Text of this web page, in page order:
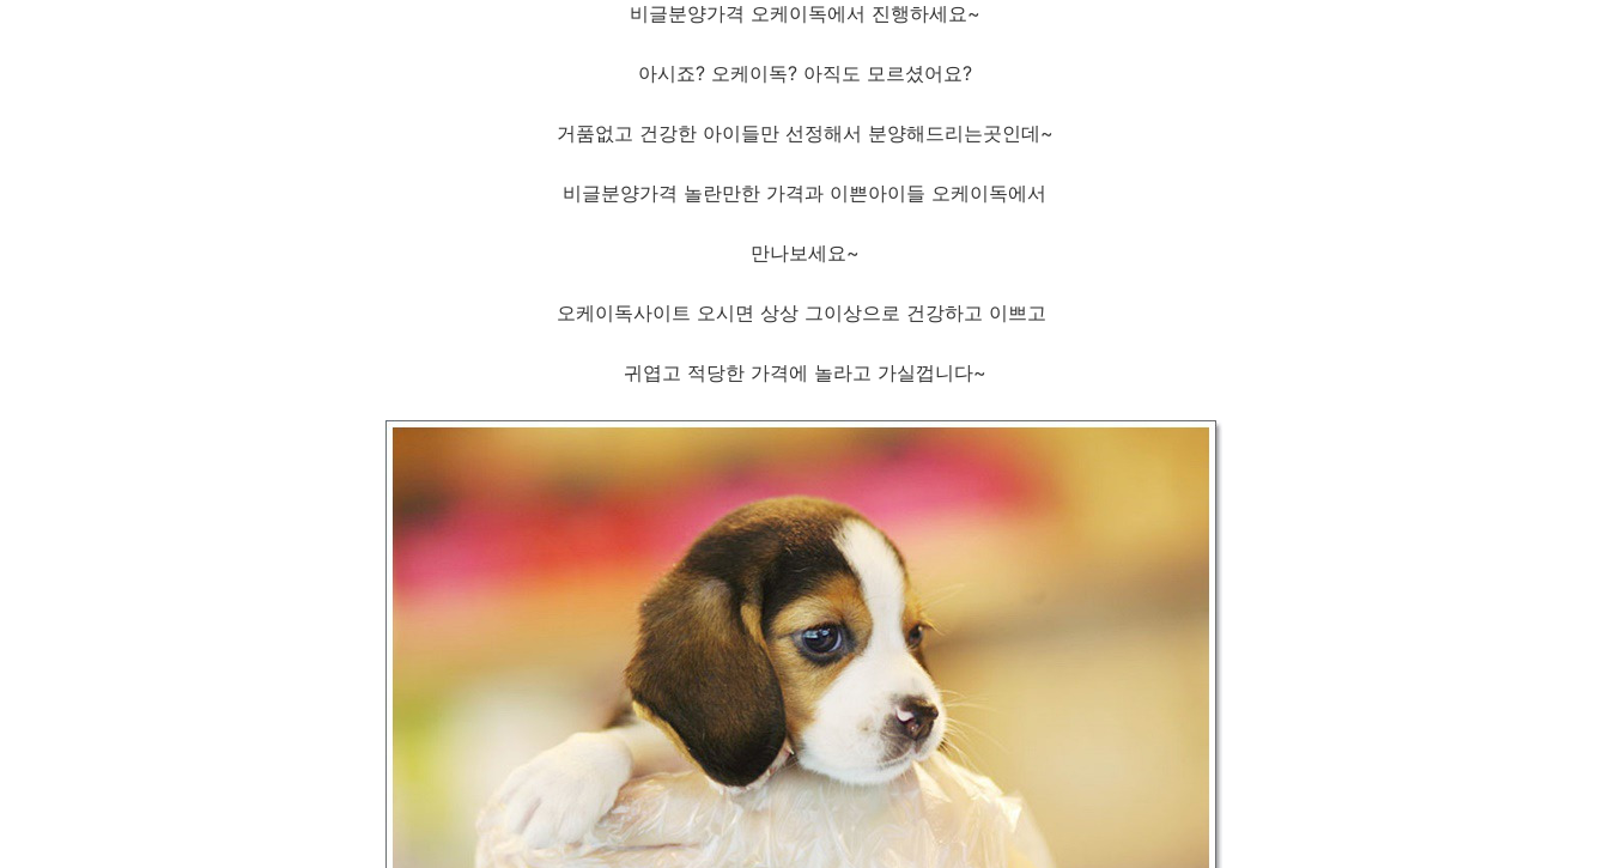
비글분양가격 오케이독에서 진행하세요~
아시죠? 오케이독? 아직도 모르셨어요?
거품없고 건강한 아이들만 선정해서 분양해드리는곳인데~
비글분양가격 놀란만한 가격과 이쁜아이들 오케이독에서
만나보세요~
오케이독사이트 오시면 상상 그이상으로 건강하고 이쁘고
귀엽고 적당한 가격에 놀라고 가실껍니다~